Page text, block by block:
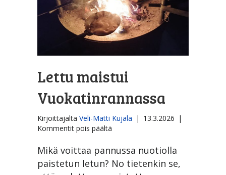
Lettu maistui
Vuokatinrannassa
Kirjoittajalta Veli-Matti Kujala | 13.3.2026 |
Kommentit pois päältä
maistui
Vuokatinrannassa
Mikä voittaa pannussa nuotiolla
paistetun letun? No tietenkin se,